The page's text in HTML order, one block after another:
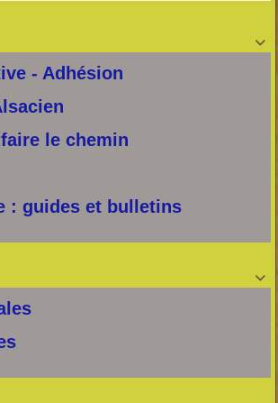

- Adhésion
le chemin
: guides et bulletins
